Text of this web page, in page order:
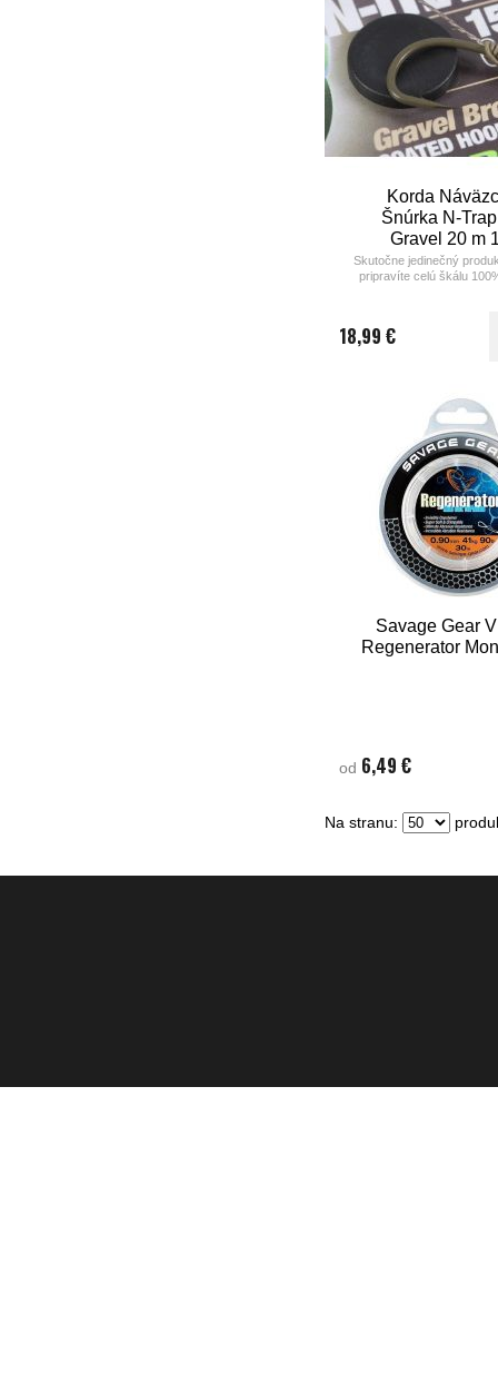
Korda
Šnúrka N-
Gravel 20 m
Skutočne jedinečný
pripravíte celú škálu
18,99 €
Savage Gear
Regenerator
od 6,49 €
Na stranu: